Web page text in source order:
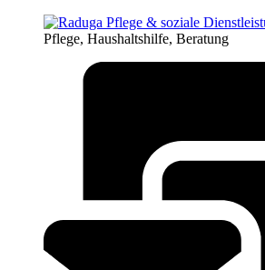
Pflege, Haushaltshilfe, Beratung